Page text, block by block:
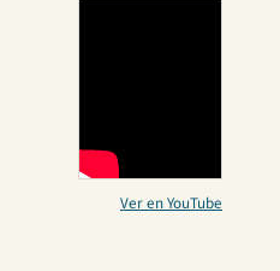
Ver en YouTube